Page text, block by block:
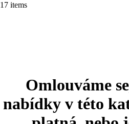
17 items
Omlouváme
nabídky v této